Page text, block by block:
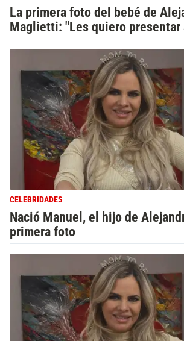
La primera foto del bebé de
Maglietti: "Les quiero presentar
CELEBRIDADES
Nació Manuel, el hijo de
primera foto